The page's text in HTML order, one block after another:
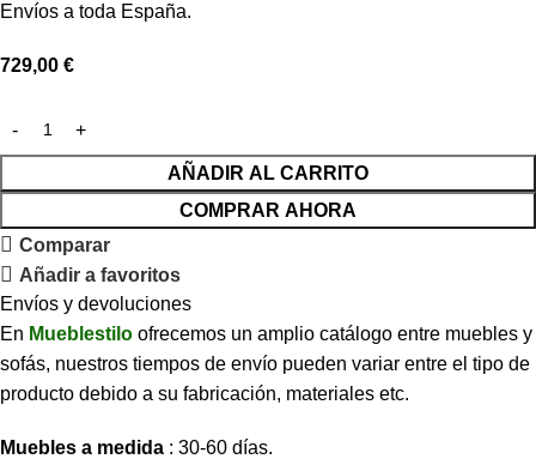
Envíos a toda España.
729,00 €
AÑADIR AL CARRITO
COMPRAR AHORA
Comparar
Añadir a favoritos
Envíos y devoluciones
En Mueblestilo ofrecemos un amplio catálogo entre muebles y
sofás, nuestros tiempos de envío pueden variar entre el tipo de
producto debido a su fabricación, materiales etc.
Muebles a medida : 30-60 días.